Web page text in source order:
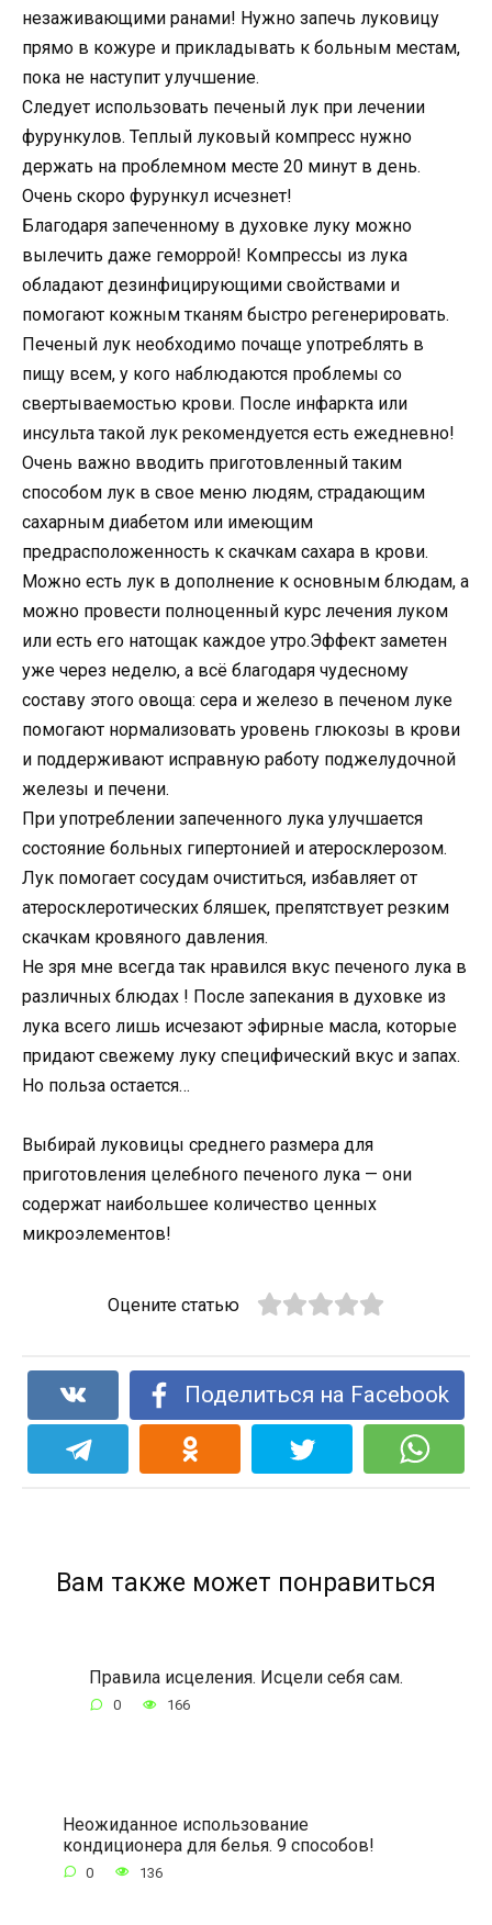
незаживающими ранами! Нужно запечь луковицу
прямо в кожуре и прикладывать к больным местам,
пока не наступит улучшение.
Следует использовать печеный лук при лечении
фурункулов. Теплый луковый компресс нужно
держать на проблемном месте 20 минут в день.
Очень скоро фурункул исчезнет!
Благодаря запеченному в духовке луку можно
вылечить даже геморрой! Компрессы из лука
обладают дезинфицирующими свойствами и
помогают кожным тканям быстро регенерировать.
Печеный лук необходимо почаще употреблять в
пищу всем, у кого наблюдаются проблемы со
свертываемостью крови. После инфаркта или
инсульта такой лук рекомендуется есть ежедневно!
Очень важно вводить приготовленный таким
способом лук в свое меню людям, страдающим
сахарным диабетом или имеющим
предрасположенность к скачкам сахара в крови.
Можно есть лук в дополнение к основным блюдам, а
можно провести полноценный курс лечения луком
или есть его натощак каждое утро.Эффект заметен
уже через неделю, а всё благодаря чудесному
составу этого овоща: сера и железо в печеном луке
помогают нормализовать уровень глюкозы в крови
и поддерживают исправную работу поджелудочной
железы и печени.
При употреблении запеченного лука улучшается
состояние больных гипертонией и атеросклерозом.
Лук помогает сосудам очиститься, избавляет от
атеросклеротических бляшек, препятствует резким
скачкам кровяного давления.
Не зря мне всегда так нравился вкус печеного лука в
различных блюдах ! После запекания в духовке из
лука всего лишь исчезают эфирные масла, которые
придают свежему луку специфический вкус и запах.
Но польза остается…
Выбирай луковицы среднего размера для
приготовления целебного печеного лука — они
содержат наибольшее количество ценных
микроэлементов!
Оцените статью
Поделиться на Facebook
Вам также может понравиться
Правила исцеления. Исцели себя сам.
0 166
Неожиданное использование
кондиционера для белья. 9 способов!
0 136